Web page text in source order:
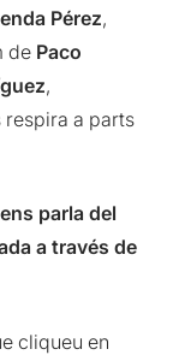
Pérez,
de Paco
,
respira a parts
parla del
a través de
cliqueu en